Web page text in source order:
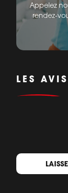
Appelez
rendez-
LES